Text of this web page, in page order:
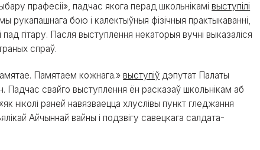
прафесіі», падчас якога перад школьнікамівыступілі
рукапашнага бою і калектыўныя фізічныя практыкаванні,
гітару. Пасля выступлення некаторыя вучні выказаліся
спраў.
Памятаем кожнага.»выступіў дэпутат Палаты
Падчас свайго выступлення ён расказаў школьнікам аб
ніколі раней навязваецца хлуслівы пункт гледжання
Айчыннай вайны і подзвігу савецкага салдата-